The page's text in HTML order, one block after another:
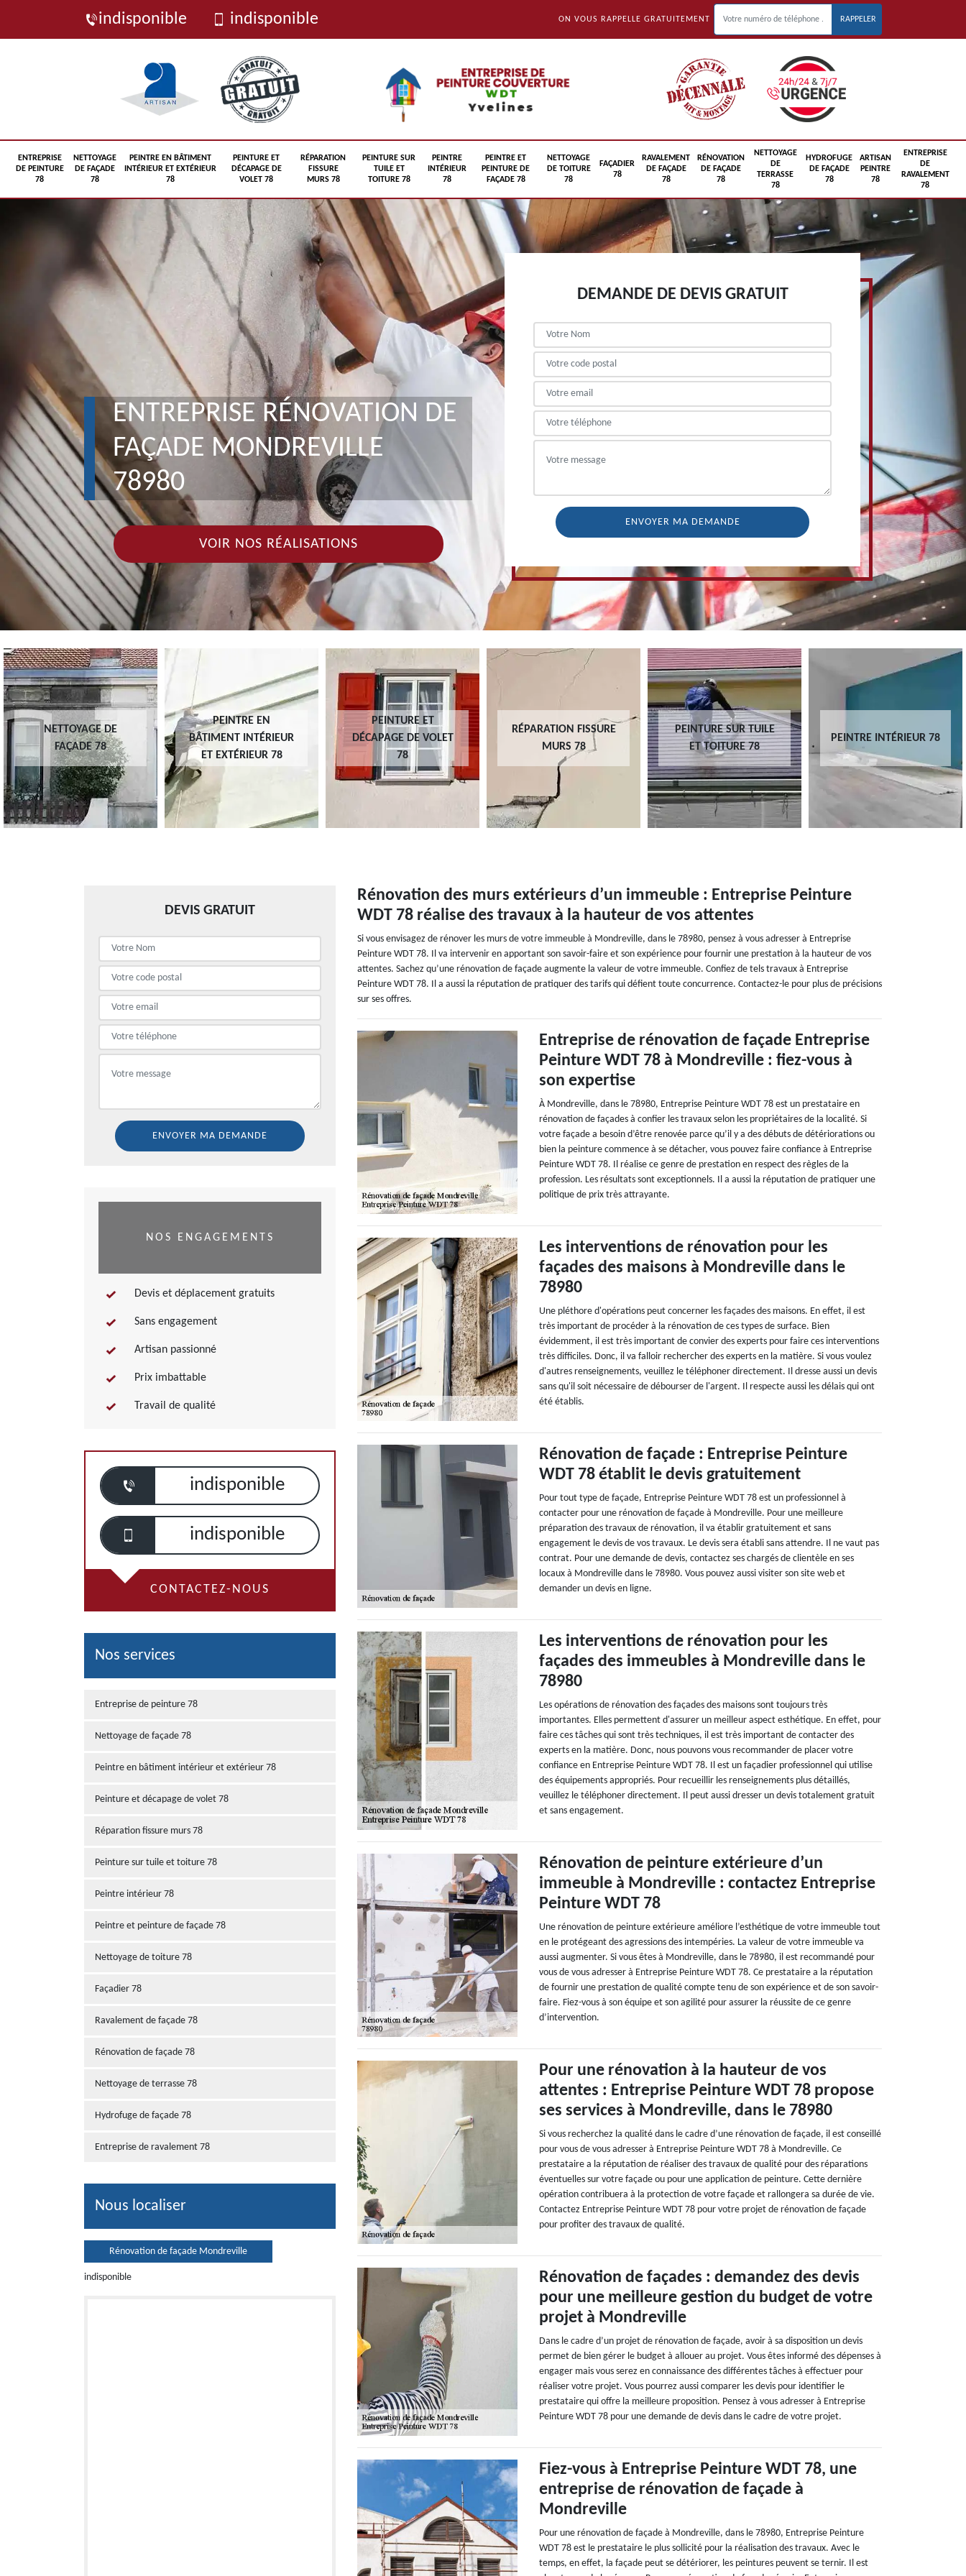
indisponible indisponible ON VOUS RAPPELLE GRATUITEMENT
ENTREPRISE
DE PEINTURE
78
NETTOYAGE
DE FAÇADE
78
PEINTRE EN BÂTIMENT
INTÉRIEUR ET EXTÉRIEUR
78
PEINTURE ET
DÉCAPAGE DE
VOLET 78
RÉPARATION
FISSURE
MURS 78
PEINTURE SUR
TUILE ET
TOITURE 78
PEINTRE
INTÉRIEUR
78
PEINTRE ET
PEINTURE DE
FAÇADE 78
NETTOYAGE
DE TOITURE
78
FAÇADIER
78
RAVALEMENT
DE FAÇADE
78
RÉNOVATION
DE FAÇADE
78
NETTOYAGE
DE
TERRASSE
78
HYDROFUGE
DE FAÇADE
78
ARTISAN
PEINTRE
78
ENTREPRISE
DE
RAVALEMENT
78
ENTREPRISE RÉNOVATION DE
FAÇADE MONDREVILLE
78980
VOIR NOS RÉALISATIONS
DEMANDE DE DEVIS GRATUIT
NETTOYAGE DE
FAÇADE 78
PEINTRE EN
BÂTIMENT INTÉRIEUR
ET EXTÉRIEUR 78
PEINTURE ET
DÉCAPAGE DE VOLET
78
RÉPARATION FISSURE
MURS 78
PEINTURE SUR TUILE
ET TOITURE 78
PEINTRE INTÉRIEUR 78
DEVIS GRATUIT
NOS ENGAGEMENTS
Devis et déplacement gratuits
Sans engagement
Artisan passionné
Prix imbattable
Travail de qualité
indisponible
indisponible
CONTACTEZ-NOUS
Nos services
Entreprise de peinture 78
Nettoyage de façade 78
Peintre en bâtiment intérieur et extérieur 78
Peinture et décapage de volet 78
Réparation fissure murs 78
Peinture sur tuile et toiture 78
Peintre intérieur 78
Peintre et peinture de façade 78
Nettoyage de toiture 78
Façadier 78
Ravalement de façade 78
Rénovation de façade 78
Nettoyage de terrasse 78
Hydrofuge de façade 78
Entreprise de ravalement 78
Nous localiser
Rénovation de façade Mondreville
indisponible
Rénovation des murs extérieurs d’un immeuble : Entreprise Peinture
WDT 78 réalise des travaux à la hauteur de vos attentes
Si vous envisagez de rénover les murs de votre immeuble à Mondreville, dans le 78980, pensez à vous adresser à Entreprise
Peinture WDT 78. Il va intervenir en apportant son savoir-faire et son expérience pour fournir une prestation à la hauteur de vos
attentes. Sachez qu’une rénovation de façade augmente la valeur de votre immeuble. Confiez de tels travaux à Entreprise
Peinture WDT 78. Il a aussi la réputation de pratiquer des tarifs qui défient toute concurrence. Contactez-le pour plus de précisions
sur ses offres.
Entreprise de rénovation de façade Entreprise
Peinture WDT 78 à Mondreville : fiez-vous à
son expertise
À Mondreville, dans le 78980, Entreprise Peinture WDT 78 est un prestataire en
rénovation de façades à confier les travaux selon les propriétaires de la localité. Si
votre façade a besoin d’être renovée parce qu’il y a des débuts de détériorations ou
bien la peinture commence à se détacher, vous pouvez faire confiance à Entreprise
Peinture WDT 78. Il réalise ce genre de prestation en respect des règles de la
profession. Les résultats sont exceptionnels. Il a aussi la réputation de pratiquer une
politique de prix très attrayante.
Les interventions de rénovation pour les
façades des maisons à Mondreville dans le
78980
Une pléthore d'opérations peut concerner les façades des maisons. En effet, il est
très important de procéder à la rénovation de ces types de surface. Bien
évidemment, il est très important de convier des experts pour faire ces interventions
très difficiles. Donc, il va falloir rechercher des experts en la matière. Si vous voulez
d'autres renseignements, veuillez le téléphoner directement. Il dresse aussi un devis
sans qu'il soit nécessaire de débourser de l'argent. Il respecte aussi les délais qui ont
été établis.
Rénovation de façade : Entreprise Peinture
WDT 78 établit le devis gratuitement
Pour tout type de façade, Entreprise Peinture WDT 78 est un professionnel à
contacter pour une rénovation de façade à Mondreville. Pour une meilleure
préparation des travaux de rénovation, il va établir gratuitement et sans
engagement le devis de vos travaux. Le devis sera établi sans attendre. Il ne vaut pas
contrat. Pour une demande de devis, contactez ses chargés de clientèle en ses
locaux à Mondreville dans le 78980. Vous pouvez aussi visiter son site web et
demander un devis en ligne.
Les interventions de rénovation pour les
façades des immeubles à Mondreville dans le
78980
Les opérations de rénovation des façades des maisons sont toujours très
importantes. Elles permettent d'assurer un meilleur aspect esthétique. En effet, pour
faire ces tâches qui sont très techniques, il est très important de contacter des
experts en la matière. Donc, nous pouvons vous recommander de placer votre
confiance en Entreprise Peinture WDT 78. Il est un façadier professionnel qui utilise
des équipements appropriés. Pour recueillir les renseignements plus détaillés,
veuillez le téléphoner directement. Il peut aussi dresser un devis totalement gratuit
et sans engagement.
Rénovation de peinture extérieure d’un
immeuble à Mondreville : contactez Entreprise
Peinture WDT 78
Une rénovation de peinture extérieure améliore l’esthétique de votre immeuble tout
en le protégeant des agressions des intempéries. La valeur de votre immeuble va
aussi augmenter. Si vous êtes à Mondreville, dans le 78980, il est recommandé pour
vous de vous adresser à Entreprise Peinture WDT 78. Ce prestataire a la réputation
de fournir une prestation de qualité compte tenu de son expérience et de son savoir-
faire. Fiez-vous à son équipe et son agilité pour assurer la réussite de ce genre
d’intervention.
Pour une rénovation à la hauteur de vos
attentes : Entreprise Peinture WDT 78 propose
ses services à Mondreville, dans le 78980
Si vous recherchez la qualité dans le cadre d’une rénovation de façade, il est conseillé
pour vous de vous adresser à Entreprise Peinture WDT 78 à Mondreville. Ce
prestataire a la réputation de réaliser des travaux de qualité pour des réparations
éventuelles sur votre façade ou pour une application de peinture. Cette dernière
opération contribuera à la protection de votre façade et rallongera sa durée de vie.
Contactez Entreprise Peinture WDT 78 pour votre projet de rénovation de façade
pour profiter des travaux de qualité.
Rénovation de façades : demandez des devis
pour une meilleure gestion du budget de votre
projet à Mondreville
Dans le cadre d’un projet de rénovation de façade, avoir à sa disposition un devis
permet de bien gérer le budget à allouer au projet. Vous êtes informé des dépenses à
engager mais vous serez en connaissance des différentes tâches à effectuer pour
réaliser votre projet. Vous pourrez aussi comparer les devis pour identifier le
prestataire qui offre la meilleure proposition. Pensez à vous adresser à Entreprise
Peinture WDT 78 pour une demande de devis dans le cadre de votre projet.
Fiez-vous à Entreprise Peinture WDT 78, une
entreprise de rénovation de façade à
Mondreville
Pour une rénovation de façade à Mondreville, dans le 78980, Entreprise Peinture
WDT 78 est le prestataire le plus sollicité pour la réalisation des travaux. Avec le
temps, en effet, la façade peut se détériorer, les peintures peuvent se ternir. Il est